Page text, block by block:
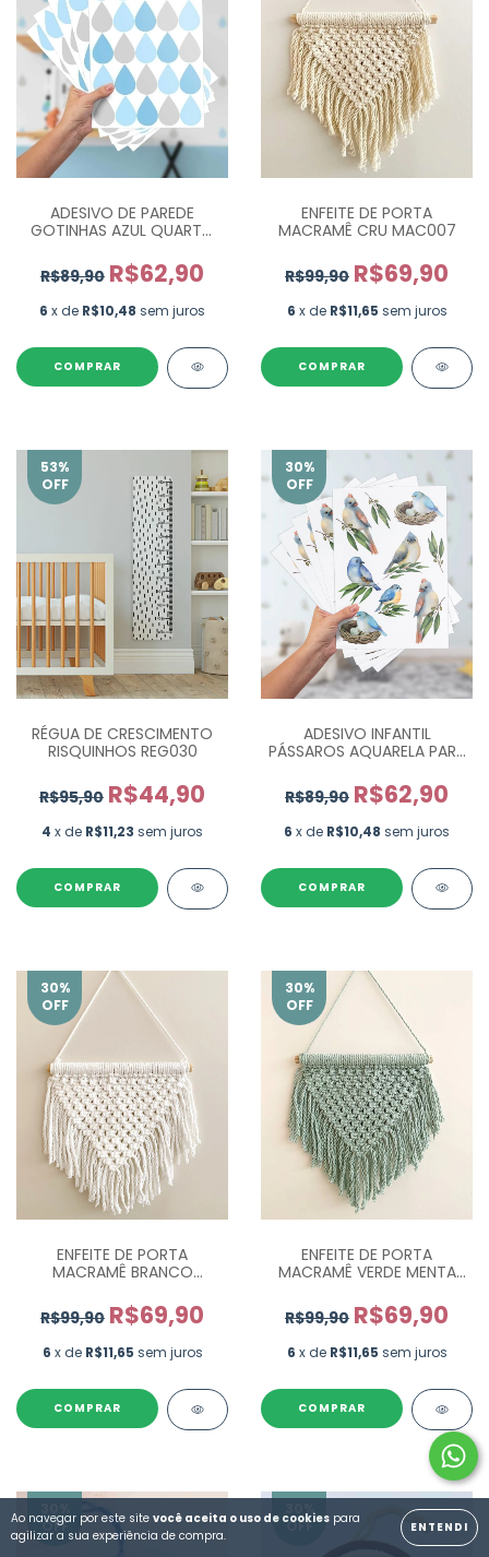
Ao navegar por este site você aceita o uso de cookies para
agilizar a sua experiência de compra.
ENTENDI
ADESIVO DE PAREDE
GOTINHAS AZUL QUARTO
R$89,90 R$62,90
6 x de R$10,48 sem juros
COMPRAR
ENFEITE DE PORTA
MACRAMÊ CRU MAC007
R$99,90 R$69,90
6 x de R$11,65 sem juros
53%
OFF
RÉGUA DE CRESCIMENTO
RISQUINHOS REG030
R$95,90 R$44,90
4 x de R$11,23 sem juros
COMPRAR
30%
OFF
ADESIVO INFANTIL
PÁSSAROS AQUARELA PARA
R$89,90 R$62,90
6 x de R$10,48 sem juros
COMPRAR
30%
OFF
ENFEITE DE PORTA
MACRAMÊ BRANCO
R$99,90 R$69,90
6 x de R$11,65 sem juros
30%
OFF
ENFEITE DE PORTA
MACRAMÊ VERDE MENTA
R$99,90 R$69,90
6 x de R$11,65 sem juros
OFF
%
OFF